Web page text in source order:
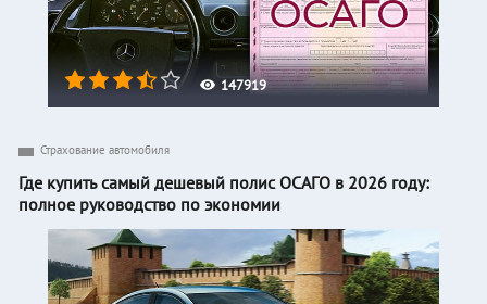
147919
Страхование автомобиля
Где купить самый дешевый полис ОСАГО в 2026 году:
полное руководство по экономии